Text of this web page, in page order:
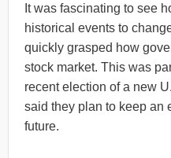
It was fascinating to see
historical events to
quickly grasped how
stock market. This was
recent election of a new
said they plan to keep an
future.